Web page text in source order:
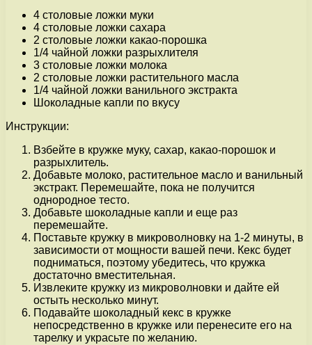
4 столовые ложки муки
4 столовые ложки сахара
2 столовые ложки какао-порошка
1/4 чайной ложки разрыхлителя
3 столовые ложки молока
2 столовые ложки растительного масла
1/4 чайной ложки ванильного экстракта
Шоколадные капли по вкусу
Инструкции:
Взбейте в кружке муку, сахар, какао-порошок и
разрыхлитель.
Добавьте молоко, растительное масло и ванильный
экстракт. Перемешайте, пока не получится
однородное тесто.
Добавьте шоколадные капли и еще раз
перемешайте.
Поставьте кружку в микроволновку на 1-2 минуты, в
зависимости от мощности вашей печи. Кекс будет
подниматься, поэтому убедитесь, что кружка
достаточно вместительная.
Извлеките кружку из микроволновки и дайте ей
остыть несколько минут.
Подавайте шоколадный кекс в кружке
непосредственно в кружке или перенесите его на
тарелку и украсьте по желанию.